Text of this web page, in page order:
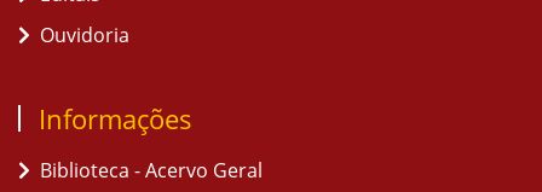
Ouvidoria
Informações
Biblioteca - Acervo Geral